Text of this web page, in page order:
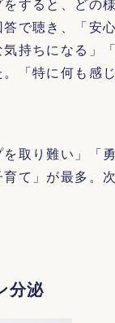
で聴き、「安
持ちになる」
「特に何も感
を取り難い」「
て」が最多。
分泌